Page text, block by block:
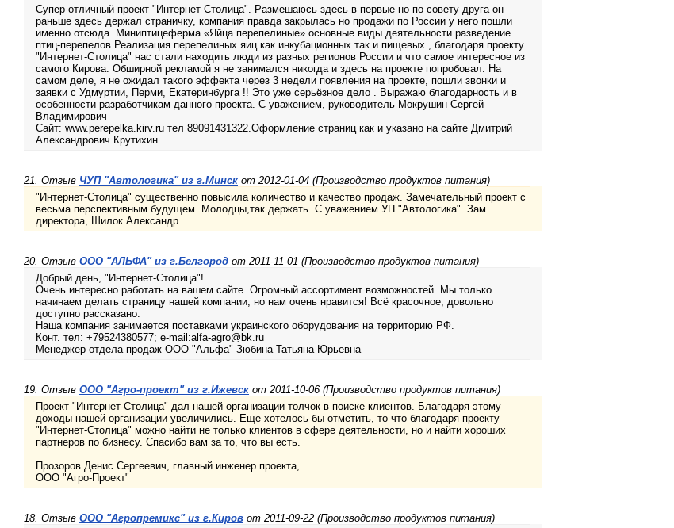
Супер-отличный проект "Интернет-Столица". Размешаюсь здесь в первые но по совету друга он
раньше здесь держал страничку, компания правда закрылась но продажи по России у него пошли
именно отсюда. Миниптицеферма «Яйца перепелиные» основные виды деятельности разведение
птиц-перепелов.Реализация перепелиных яиц как инкубационных так и пищевых , благодаря проекту
"Интернет-Столица" нас стали находить люди из разных регионов России и что самое интересное из
самого Кирова. Обширной рекламой я не занимался никогда и здесь на проекте попробовал. На
самом деле, я не ожидал такого эффекта через 3 недели появления на проекте, пошли звонки и
заявки с Удмуртии, Перми, Екатеринбурга !! Это уже серьёзное дело . Выражаю благодарность и в
особенности разработчикам данного проекта. С уважением, руководитель Мокрушин Сергей
Владимирович
Сайт: www.perepelka.kirv.ru тел 89091431322.Оформление страниц как и указано на сайте Дмитрий
Александрович Крутихин.
21. Отзыв ЧУП "Автологика" из г.Минск от 2012-01-04 (Производство продуктов питания)
"Интернет-Столица" существенно повысила количество и качество продаж. Замечательный проект с
весьма перспективным будущем. Молодцы,так держать. С уважением УП "Автологика" .Зам.
директора, Шилок Александр.
20. Отзыв ООО "АЛЬФА" из г.Белгород от 2011-11-01 (Производство продуктов питания)
Добрый день, "Интернет-Столица"!
Очень интересно работать на вашем сайте. Огромный ассортимент возможностей. Мы только
начинаем делать страницу нашей компании, но нам очень нравится! Всё красочное, довольно
доступно рассказано.
Наша компания занимается поставками украинского оборудования на территорию РФ.
Конт. тел: +79524380577; e-mail:alfa-agro@bk.ru
Менеджер отдела продаж ООО "Альфа" Зюбина Татьяна Юрьевна
19. Отзыв ООО "Агро-проект" из г.Ижевск от 2011-10-06 (Производство продуктов питания)
Проект "Интернет-Столица" дал нашей организации толчок в поиске клиентов. Благодаря этому
доходы нашей организации увеличились. Еще хотелось бы отметить, то что благодаря проекту
"Интернет-Столица" можно найти не только клиентов в сфере деятельности, но и найти хороших
партнеров по бизнесу. Спасибо вам за то, что вы есть.
Прозоров Денис Сергеевич, главный инженер проекта,
ООО "Агро-Проект"
18. Отзыв ООО "Агропремикс" из г.Киров от 2011-09-22 (Производство продуктов питания)